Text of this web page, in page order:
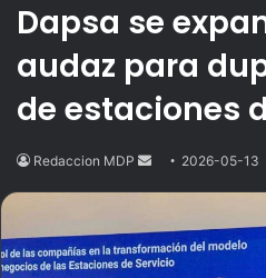
Dapsa se
audaz para
de estaciones
Redaccion MDP
Send2026-05-13